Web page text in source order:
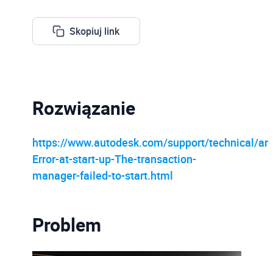
Skopiuj link
Problem
Rozwiązanie
https://www.autodesk.com/support/technical/
Error-at-start-up-The-transaction-
manager-failed-to-start.html